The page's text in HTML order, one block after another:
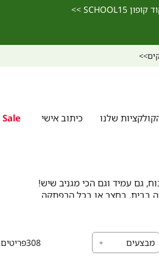
שלנו כיתוב אישי Sale
גם עמיד וגם הכי מגניב שיש!
בבית, בחצר או בכל הרפתקה
ואיכותית ופוטר קליל שנעים
בדיוק כמו שילדות
מבצעים 308פריטים